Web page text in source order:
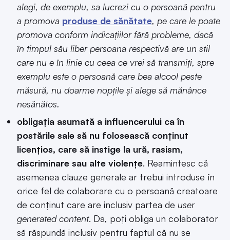
alegi, de exemplu, sa lucrezi cu o persoană pentru
a promova produse de sănătate, pe care le poate
promova conform indicațiilor fără probleme, dacă
în timpul său liber persoana respectivă are un stil
care nu e în linie cu ceea ce vrei să transmiți, spre
exemplu este o persoană care bea alcool peste
măsură, nu doarme nopțile și alege să mănânce
nesănătos.
obligația asumată a influencerului ca în
postările sale să nu folosească conținut
licențios, care să instige la ură, rasism,
discriminare sau alte violențe. Reamintesc că
asemenea clauze generale ar trebui introduse în
orice fel de colaborare cu o persoană creatoare
de conținut care are inclusiv partea de user
generated content. Da, poți obliga un colaborator
să răspundă inclusiv pentru faptul că nu se